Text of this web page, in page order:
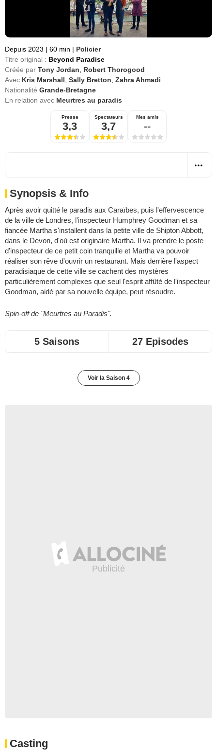
Depuis 2023 | 60 min | Policier
Titre original : Beyond Paradise
Créée par Tony Jordan
Robert Thorogood
Avec Kris Marshall Sally Bretton Zahra Ahmadi
Nationalité Grande-Bretagne
En relation avec Meurtres au paradis
Presse
3,3
Spectateurs
3,7
Mes amis
--
Synopsis & Info
Après avoir quitté le paradis aux Caraïbes, puis l'effervescence
de la ville de Londres, l'inspecteur Humphrey Goodman et sa
fiancée Martha s'installent dans la petite ville de Shipton Abbott,
dans le Devon, d'où est originaire Martha. Il va prendre le poste
d'inspecteur de ce petit coin tranquille et Martha va pouvoir
réaliser son rêve d'ouvrir un restaurant. Mais derrière l'aspect
paradisiaque de cette ville se cachent des mystères
particulièrement complexes que seul l'esprit affûté de l'inspecteur
Goodman, aidé par sa nouvelle équipe, peut résoudre.
Spin-off de "Meurtres au Paradis".
5 Saisons 27 Episodes
Voir la Saison 4
Casting